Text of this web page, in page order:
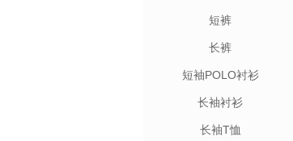
短裤
长裤
短袖POLO衬衫
长袖衬衫
长袖T恤